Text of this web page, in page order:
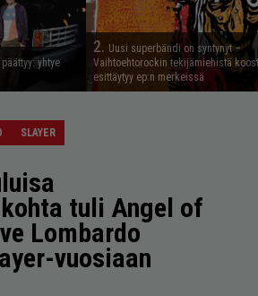
yhtye
2. Uusi superbändi on syntynyt –
Vaihtoehtorockin tekijämiehistä
esittäytyy ep:n merkeissä
SLAYER
tuli Angel of
Lombardo
vuosiaan